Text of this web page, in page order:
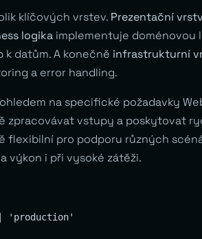
klíčových vrstev. Prezentační
logika implementuje doménovou
datům. A konečně infrastrukturní
a error handling.
na specifické požadavky
zpracovávat vstupy a poskytovat
flexibilní pro podporu různých
výkon i při vysoké zátěži.
'production'